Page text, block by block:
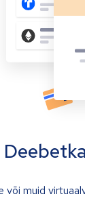
või muid